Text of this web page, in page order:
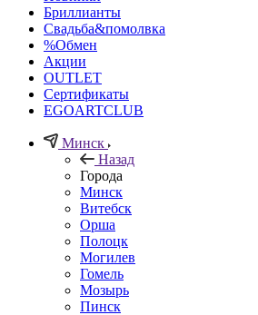
Бриллианты
Свадьба&помолвка
%Обмен
Акции
OUTLET
Сертификаты
EGOARTCLUB
Минск
Назад
Города
Минск
Витебск
Орша
Полоцк
Могилев
Гомель
Мозырь
Пинск